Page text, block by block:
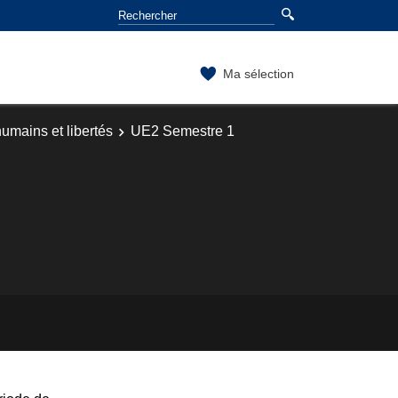
Ma sélection
et libertés
UE2 Semestre 1